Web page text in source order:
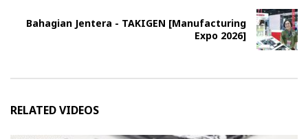
Bahagian Jentera - TAKIGEN [Manufacturing
Expo 2026]
RELATED VIDEOS